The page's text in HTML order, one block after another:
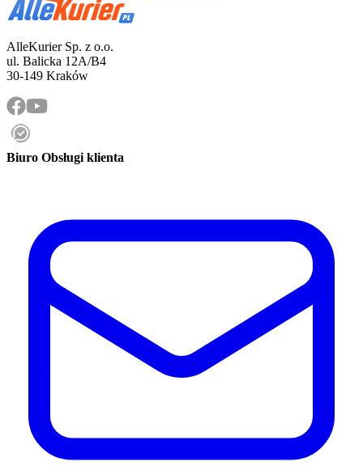
AlleKurier Sp. z o.o.
ul. Balicka 12A/B4
30-149 Kraków
Biuro Obsługi klienta